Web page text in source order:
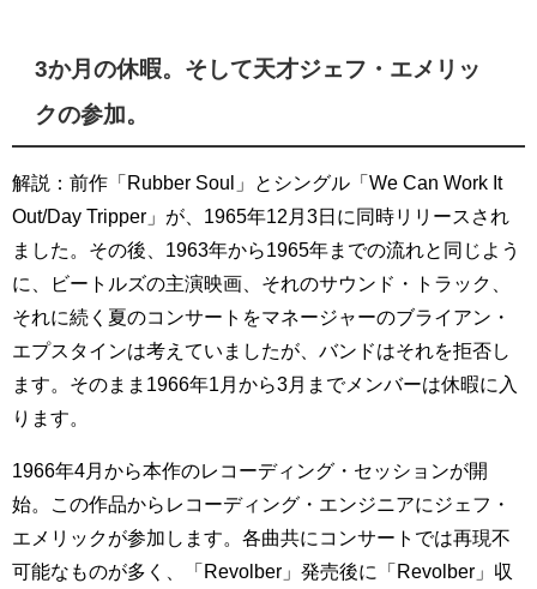
3か月の休暇。そして天才ジェフ・エメリッ
クの参加。
解説：前作「Rubber Soul」とシングル「We Can Work It
Out/Day Tripper」が、1965年12月3日に同時リリースされ
ました。その後、1963年から1965年までの流れと同じよう
に、ビートルズの主演映画、それのサウンド・トラック、
それに続く夏のコンサートをマネージャーのブライアン・
エプスタインは考えていましたが、バンドはそれを拒否し
ます。そのまま1966年1月から3月までメンバーは休暇に入
ります。
1966年4月から本作のレコーディング・セッションが開
始。この作品からレコーディング・エンジニアにジェフ・
エメリックが参加します。各曲共にコンサートでは再現不
可能なものが多く、「Revolber」発売後に「Revolber」収